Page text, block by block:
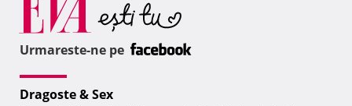
Urmareste-ne pe
Dragoste & Sex